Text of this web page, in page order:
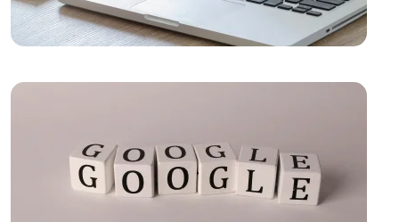
Sosyal Hizmet Uzmanı Web Sitesi Tasarımı:
Büro Kiralama Web Sitesi Tasarımı: Profesyonel
Sanal Asistan Web Sitesi Tasarımı: Profesyonel ve
Etkili Çözümler